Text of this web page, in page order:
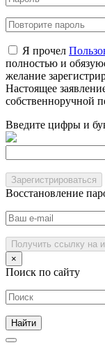
Я прочел
полностью и
желание
Настоящее
собственноручной
Введите цифры и
Зарегистрироваться
Восстановление
Получить ссылку на
×
Поиск по сайту